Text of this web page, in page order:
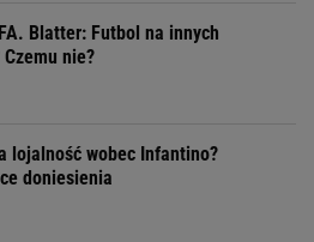
Blatter: Futbol na innych
nie?
lojalność wobec Infantino?
doniesienia